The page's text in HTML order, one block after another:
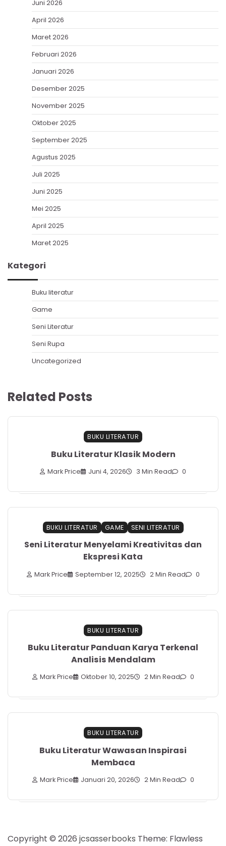
Juni 2026
April 2026
Maret 2026
Februari 2026
Januari 2026
Desember 2025
November 2025
Oktober 2025
September 2025
Agustus 2025
Juli 2025
Juni 2025
Mei 2025
April 2025
Maret 2025
Kategori
Buku literatur
Game
Seni Literatur
Seni Rupa
Uncategorized
Related Posts
BUKU LITERATUR
Buku Literatur Klasik Modern
Mark Price Juni 4, 2026 3 Min Read 0
BUKU LITERATUR GAME SENI LITERATUR
Seni Literatur Menyelami Kreativitas dan
Ekspresi Kata
Mark Price September 12, 2025 2 Min Read 0
BUKU LITERATUR
Buku Literatur Panduan Karya Terkenal
Analisis Mendalam
Mark Price Oktober 10, 2025 2 Min Read 0
BUKU LITERATUR
Buku Literatur Wawasan Inspirasi
Membaca
Mark Price Januari 20, 2026 2 Min Read 0
Copyright © 2026 jcsasserbooks Theme: Flawless